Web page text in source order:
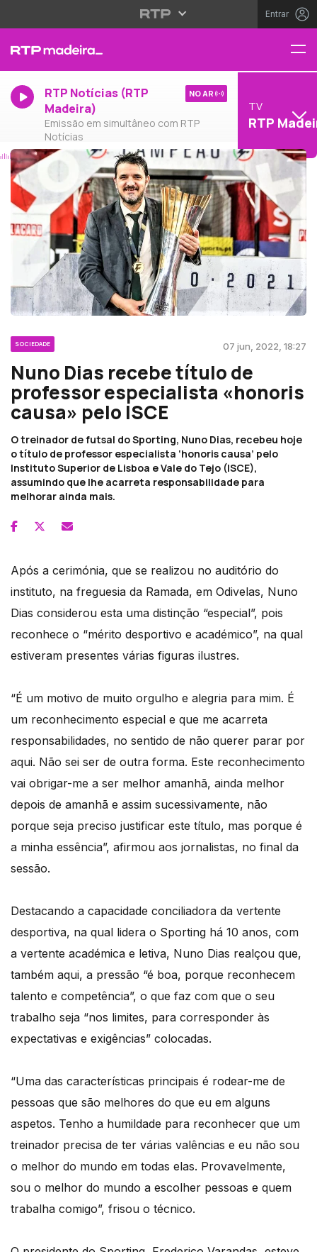
Entrar
RTP Notícias (RTP
Madeira)
Emissão em simultâneo com RTP
Notícias
NO AR
TV
RTP
SOCIEDADE 07 jun, 2022, 18:27
Nuno Dias recebe título de
professor especialista «honoris
causa» pelo ISCE
O treinador de futsal do Sporting, Nuno Dias, recebeu hoje
o título de professor especialista ‘honoris causa’ pelo
Instituto Superior de Lisboa e Vale do Tejo (ISCE),
assumindo que lhe acarreta responsabilidade para
melhorar ainda mais.
Após a cerimónia, que se realizou no auditório do
instituto, na freguesia da Ramada, em Odivelas, Nuno
Dias considerou esta uma distinção “especial”, pois
reconhece o “mérito desportivo e académico”, na qual
estiveram presentes várias figuras ilustres.
“É um motivo de muito orgulho e alegria para mim. É
um reconhecimento especial e que me acarreta
responsabilidades, no sentido de não querer parar por
aqui. Não sei ser de outra forma. Este reconhecimento
vai obrigar-me a ser melhor amanhã, ainda melhor
depois de amanhã e assim sucessivamente, não
porque seja preciso justificar este título, mas porque é
a minha essência”, afirmou aos jornalistas, no final da
sessão.
Destacando a capacidade conciliadora da vertente
desportiva, na qual lidera o Sporting há 10 anos, com
a vertente académica e letiva, Nuno Dias realçou que,
também aqui, a pressão “é boa, porque reconhecem
talento e competência”, o que faz com que o seu
trabalho seja “nos limites, para corresponder às
expectativas e exigências” colocadas.
“Uma das características principais é rodear-me de
pessoas que são melhores do que eu em alguns
aspetos. Tenho a humildade para reconhecer que um
treinador precisa de ter várias valências e eu não sou
o melhor do mundo em todas elas. Provavelmente,
sou o melhor do mundo a escolher pessoas e quem
trabalha comigo”, frisou o técnico.